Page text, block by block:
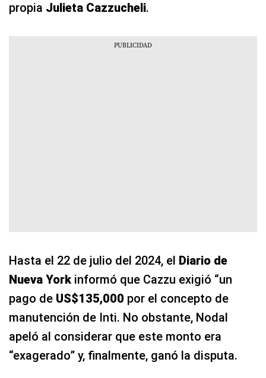
propia Julieta Cazzucheli.
Hasta el 22 de julio del 2024, el Diario de
Nueva York informó que Cazzu exigió “un
pago de US$135,000 por el concepto de
manutención de Inti. No obstante, Nodal
apeló al considerar que este monto era
“exagerado” y, finalmente, ganó la disputa.